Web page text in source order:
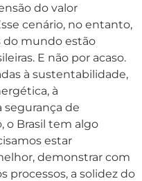
do valor
cenário, no entanto,
do mundo estão
E não por acaso.
à sustentabilidade,
à
segurança de
o Brasil tem algo
estar
demonstrar com
processos, a solidez do